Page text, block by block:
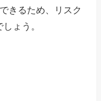
きるため、リスク
ょう。